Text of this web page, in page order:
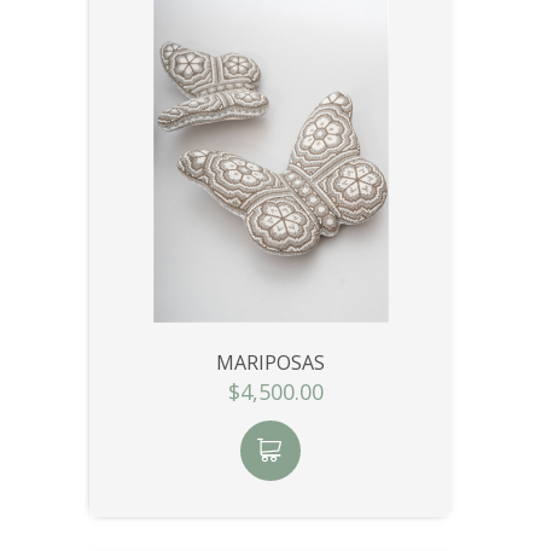
MARIPOSAS
$4,500.00